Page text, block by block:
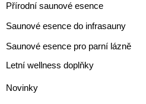
Přírodní saunové esence
Saunové esence do infrasauny
Saunové esence pro parní lázně
Letní wellness doplňky
Novinky